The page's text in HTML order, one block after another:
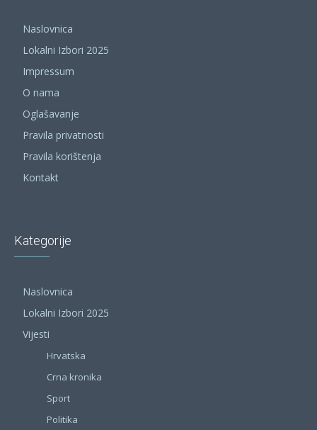
Naslovnica
Lokalni Izbori 2025
Impressum
O nama
Oglašavanje
Pravila privatnosti
Pravila korištenja
Kontakt
Kategorije
Naslovnica
Lokalni Izbori 2025
Vijesti
Hrvatska
Crna kronika
Sport
Politika